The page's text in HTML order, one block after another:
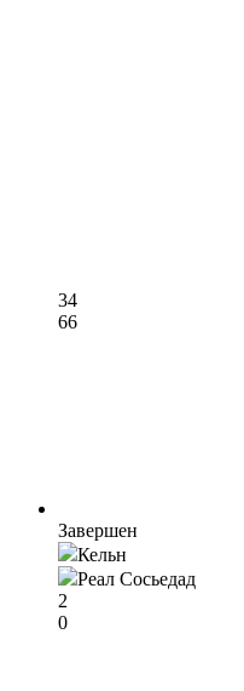
34
66
Завершен
Кельн
Реал Сосьедад
2
0